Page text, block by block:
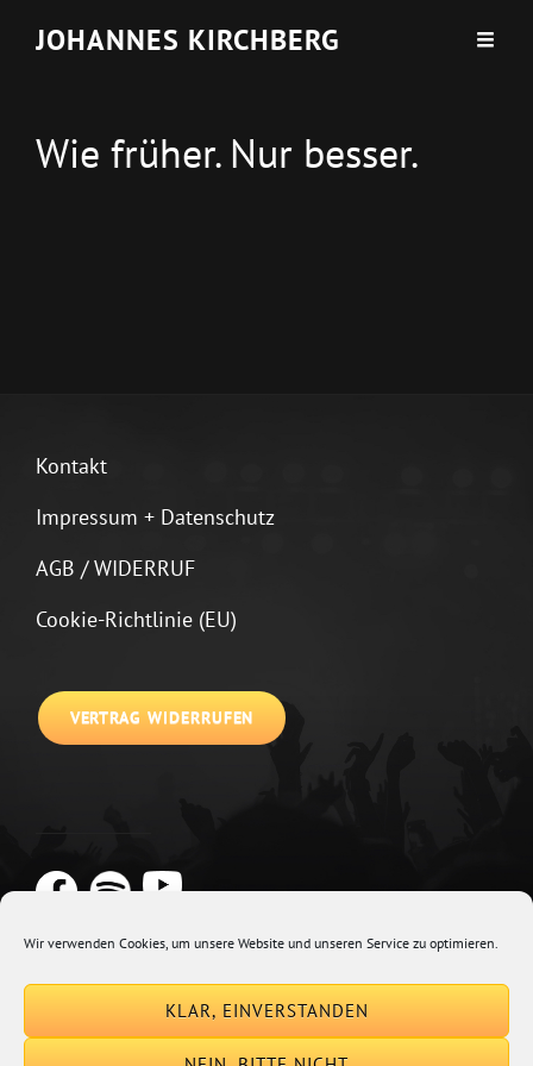
Wir verwenden Cookies, um unsere Website und unseren Service zu optimieren.
KLAR, EINVERSTANDEN
JOHANNES KIRCHBERG
Wie früher. Nur besser.
Kontakt
Impressum + Datenschutz
AGB / WIDERRUF
Cookie-Richtlinie (EU)
VERTRAG WIDERRUFEN
Euphony By Catch Themes